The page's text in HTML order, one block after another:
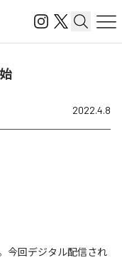
2022.4.8
今回デジタル配信され